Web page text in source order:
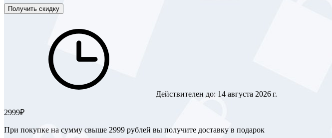
Получить скидку
Действителен до: 14 августа 2026 г.
2999₽
При покупке на сумму свыше 2999 рублей вы получите доставку в подарок